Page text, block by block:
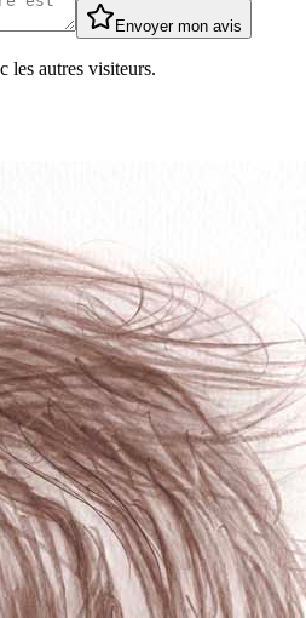
Envoyer mon avis
les autres visiteurs.